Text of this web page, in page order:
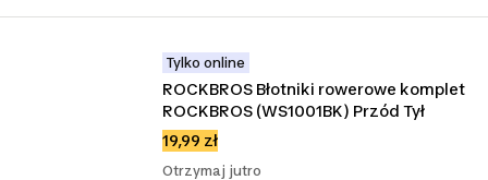
Tylko online
ROCKBROS Błotniki rowerowe komplet
ROCKBROS (WS1001BK) Przód Tył
19,99 zł
Otrzymaj jutro